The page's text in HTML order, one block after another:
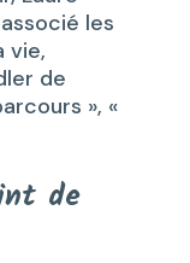
les
vie,
de
», «
de